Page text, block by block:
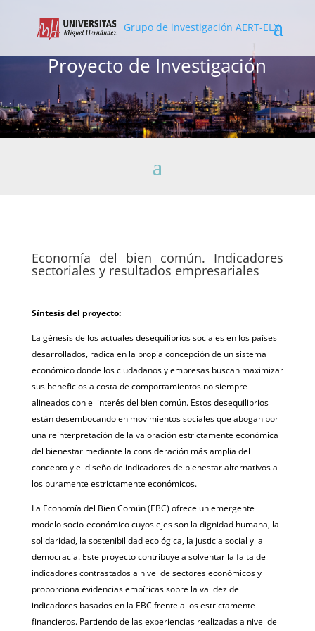
Grupo de investigación AERT-ELX
Proyecto de Investigación
Economía del bien común. Indicadores
sectoriales y resultados empresariales
Síntesis del proyecto:
La génesis de los actuales desequilibrios sociales en los países
desarrollados, radica en la propia concepción de un sistema
económico donde los ciudadanos y empresas buscan maximizar
sus beneficios a costa de comportamientos no siempre
alineados con el interés del bien común. Estos desequilibrios
están desembocando en movimientos sociales que abogan por
una reinterpretación de la valoración estrictamente económica
del bienestar mediante la consideración más amplia del
concepto y el diseño de indicadores de bienestar alternativos a
los puramente estrictamente económicos.
La Economía del Bien Común (EBC) ofrece un emergente
modelo socio-económico cuyos ejes son la dignidad humana, la
solidaridad, la sostenibilidad ecológica, la justicia social y la
democracia. Este proyecto contribuye a solventar la falta de
indicadores contrastados a nivel de sectores económicos y
proporciona evidencias empíricas sobre la validez de
indicadores basados en la EBC frente a los estrictamente
financieros. Partiendo de las experiencias realizadas a nivel de